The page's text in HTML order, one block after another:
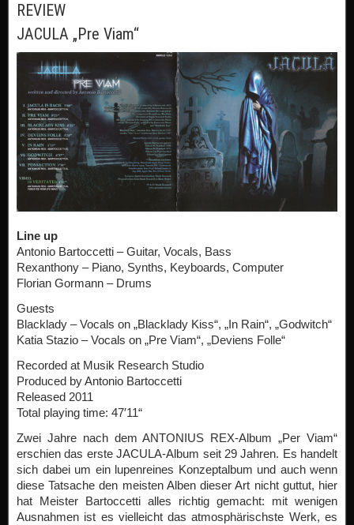
REVIEW
JACULA „Pre Viam“
Line up
Antonio Bartoccetti – Guitar, Vocals, Bass
Rexanthony – Piano, Synths, Keyboards, Computer
Florian Gormann – Drums
Guests
Blacklady – Vocals on „Blacklady Kiss“, „In Rain“, „Godwitch“
Katia Stazio – Vocals on „Pre Viam“, „Deviens Folle“
Recorded at Musik Research Studio
Produced by Antonio Bartoccetti
Released 2011
Total playing time: 47′11“
Zwei Jahre nach dem ANTONIUS REX-Album „Per Viam“
erschien das erste JACULA-Album seit 29 Jahren. Es handelt
sich dabei um ein lupenreines Konzeptalbum und auch wenn
diese Tatsache den meisten Alben dieser Art nicht guttut, hier
hat Meister Bartoccetti alles richtig gemacht: mit wenigen
Ausnahmen ist es vielleicht das atmosphärischste Werk, es